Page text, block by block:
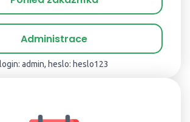
Administrace
login: admin, heslo: heslo123